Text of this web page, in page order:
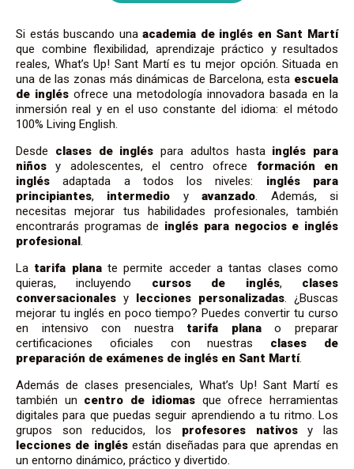
Si estás buscando unaacademia de inglés en Sant Martí
que combine flexibilidad, aprendizaje práctico y resultados
reales, What’s Up! Sant Martí es tu mejor opción. Situada en
una de las zonas más dinámicas de Barcelona, esta escuela
de inglés ofrece una metodología innovadora basada en la
inmersión real y en el uso constante del idioma: el método
100% Living English.
Desde clases de inglés para adultos hasta inglés para
niños y adolescentes, el centro ofrece formación en
inglés adaptada a todos los niveles: inglés para
principiantes, intermedio yavanzado. Además, si
necesitas mejorar tus habilidades profesionales, también
encontrarás programas de inglés para negocios e inglés
profesional .
La tarifa planate permite acceder a tantas clases como
quieras, incluyendo cursos de inglés, clases
conversacionales y lecciones personalizadas. ¿Buscas
mejorar tu inglés en poco tiempo? Puedes convertir tu curso
en intensivo con nuestra tarifa planao preparar
certificaciones oficiales con nuestras clases de
preparación de exámenes de inglés en Sant Martí.
Además de clases presenciales, What’s Up! Sant Martí es
también un centro de idiomasque ofrece herramientas
digitales para que puedas seguir aprendiendo a tu ritmo. Los
grupos son reducidos, los profesores nativosy las
lecciones de inglésestán diseñadas para que aprendas en
un entorno dinámico, práctico y divertido.